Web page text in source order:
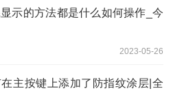
示的方法都是什么如何操作_今
2023-05-26
主按键上添加了防指纹涂层|全